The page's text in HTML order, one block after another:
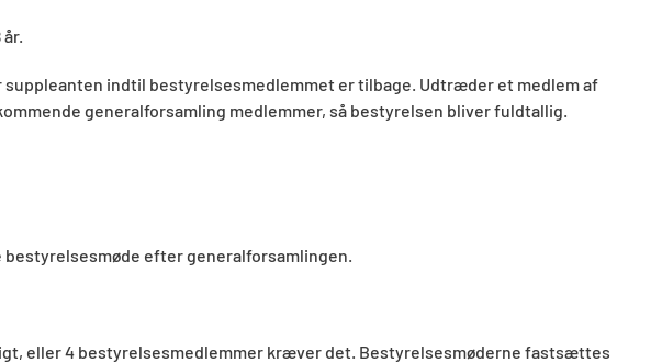
indtil bestyrelsesmedlemmet er tilbage. Udtræder et medlem af
generalforsamling medlemmer, så bestyrelsen bliver fuldtallig.
efter generalforsamlingen.
eller 4 bestyrelsesmedlemmer kræver det. Bestyrelsesmøderne fastsættes